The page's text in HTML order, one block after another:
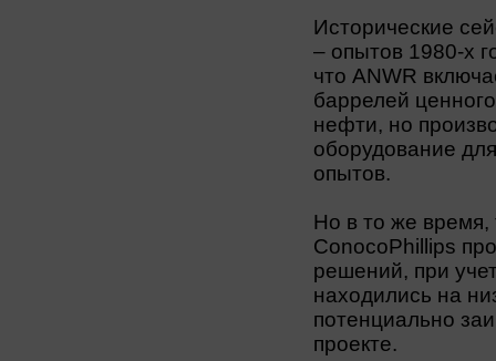
Исторические
– опытов 1980-х
что ANWR
баррелей
нефти, но
оборудование
опытов.
Но в то же время,
ConocoPhillips
решений, при
находились на
потенциально
проекте.